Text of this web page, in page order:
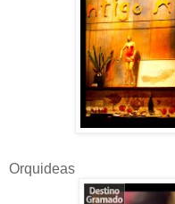
Orquideas